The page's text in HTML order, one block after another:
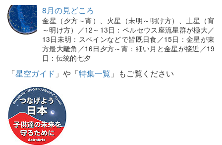
8月の見どころ
金星（夕方～宵）、火星（未明～明け方）、土星（宵
～明け方）／12～13日：ペルセウス座流星群が極大／
13日未明：スペインなどで皆既日食／15日：金星が東
方最大離角／16日夕方～宵：細い月と金星が接近／19
日：伝統的七夕
「星空ガイド 」や「特集一覧 」もご覧ください